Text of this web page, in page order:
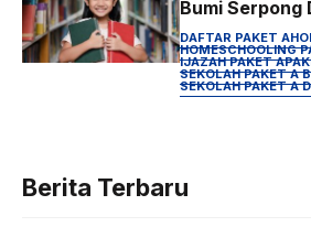
Bumi Serpong
Anak Pintar
Berkembang
DAFTAR PAKET A
HOMESCHOOLING
IJAZAH PAKET A
SEKOLAH PAKET A
SEKOLAH PAKET A
Berita Terbaru